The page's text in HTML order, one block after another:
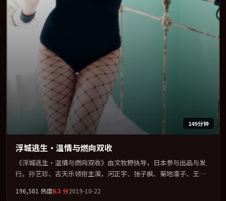
149分钟
浮城逃生·温情与燃向双收
《浮城逃生·温情与燃向双收》由文牧野执导，日本参与出品与发
行。孙艺珍、古天乐领衔主演，河正宇、张子枫、菊地凛子、王景
「悬疑」类型为骨架，在叙事、表演与视听上力求统一。定于
196,581 热度6.3 分2019-10-22